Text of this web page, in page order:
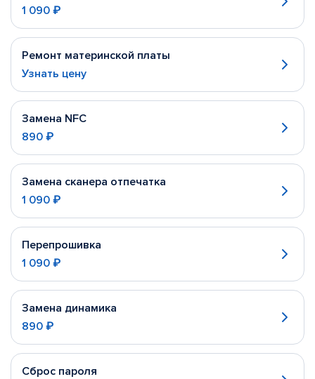
1 090 ₽
Ремонт материнской платы
Узнать цену
Замена NFC
890 ₽
Замена сканера отпечатка
1 090 ₽
Перепрошивка
1 090 ₽
Замена динамика
890 ₽
Сброс пароля